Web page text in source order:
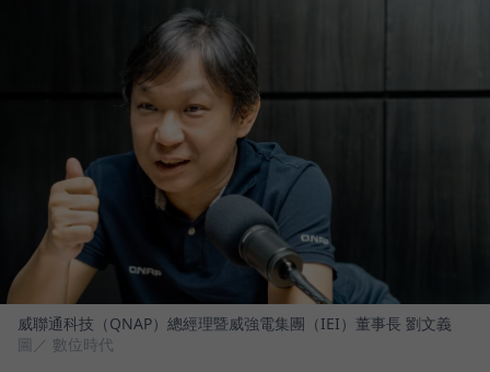
威聯通科技（QNAP）總經理暨威強電集團（IEI）董事長 劉文義
圖／ 數位時代